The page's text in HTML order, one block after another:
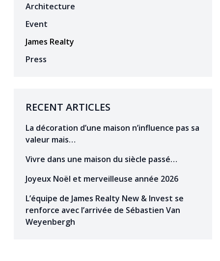
Architecture
Event
James Realty
Press
RECENT ARTICLES
La décoration d’une maison n’influence pas sa
valeur mais…
Vivre dans une maison du siècle passé…
Joyeux Noël et merveilleuse année 2026
L’équipe de James Realty New & Invest se
renforce avec l’arrivée de Sébastien Van
Weyenbergh